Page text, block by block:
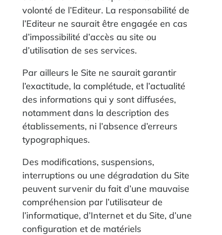
volonté de l’Editeur. La responsabilité de
l’Editeur ne saurait être engagée en cas
d’impossibilité d’accès au site ou
d’utilisation de ses services.
Par ailleurs le Site ne saurait garantir
l’exactitude, la complétude, et l’actualité
des informations qui y sont diffusées,
notamment dans la description des
établissements, ni l’absence d’erreurs
typographiques.
Des modifications, suspensions,
interruptions ou une dégradation du Site
peuvent survenir du fait d’une mauvaise
compréhension par l’utilisateur de
l’informatique, d’Internet et du Site, d’une
configuration et de matériels